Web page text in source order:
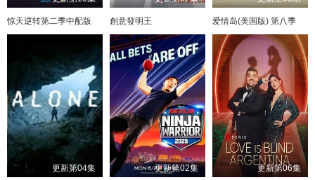
惊天逆转第二季中配版 創意發明王 爱情岛(美国版) 第八季
更新第04集 更新第02集 更新第06集